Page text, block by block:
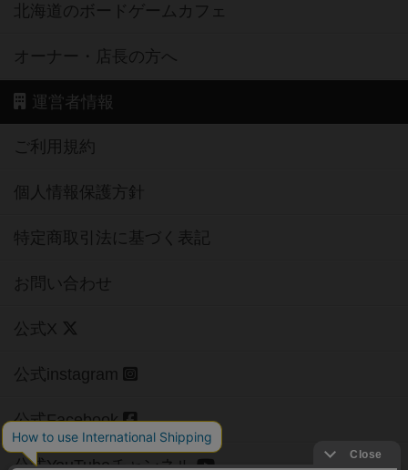
北海道のボードゲームカフェ
オーナー・店長の方へ
運営者情報
ご利用規約
個人情報保護方針
特定商取引法に基づく表記
お問い合わせ
公式X
公式instagram
公式Facebook
公式YouTubeチャンネル